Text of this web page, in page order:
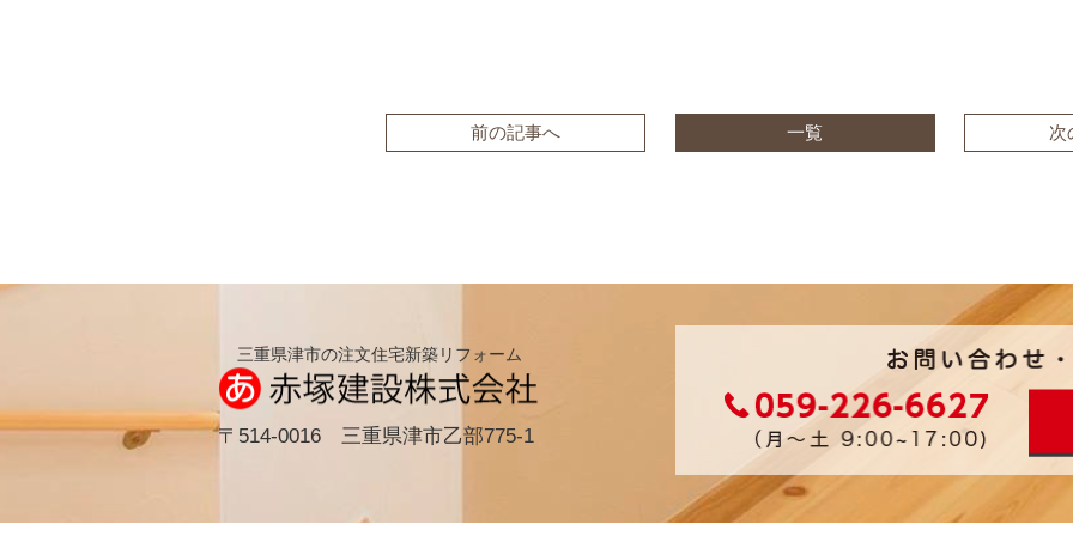
前の記事へ 一覧 次
三重県津市の注文住宅新築リフォーム
〒514-0016 三重県津市乙部775-1